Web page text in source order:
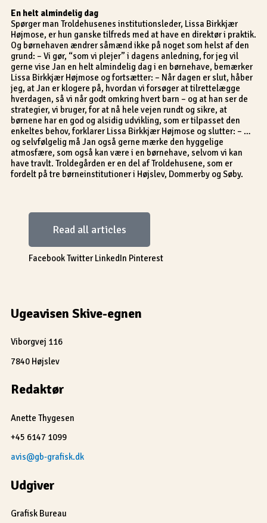
En helt almindelig dag
Spørger man Troldehusenes institutionsleder, Lissa Birkkjær
Højmose, er hun ganske tilfreds med at have en direktør i praktik.
Og børnehaven ændrer såmænd ikke på noget som helst af den
grund: – Vi gør, “som vi plejer” i dagens anledning, for jeg vil
gerne vise Jan en helt almindelig dag i en børnehave, bemærker
Lissa Birkkjær Højmose og fortsætter: – Når dagen er slut, håber
jeg, at Jan er klogere på, hvordan vi forsøger at tilrettelægge
hverdagen, så vi når godt omkring hvert barn – og at han ser de
strategier, vi bruger, for at nå hele vejen rundt og sikre, at
børnene har en god og alsidig udvikling, som er tilpasset den
enkeltes behov, forklarer Lissa Birkkjær Højmose og slutter: – …
og selvfølgelig må Jan også gerne mærke den hyggelige
atmosfære, som også kan være i en børnehave, selvom vi kan
have travlt. Troldegården er en del af Troldehusene, som er
fordelt på tre børneinstitutioner i Højslev, Dommerby og Søby.
Read all articles
FacebookTwitter LinkedIn Pinterest
Ugeavisen Skive-egnen
Viborgvej 116
7840 Højslev
Redaktør
Anette Thygesen
+45 6147 1099
avis@gb-grafisk.dk
Udgiver
Grafisk Bureau